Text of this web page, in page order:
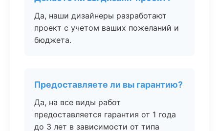
Да, наши дизайнеры разработают
проект с учетом ваших пожеланий и
бюджета.
Предоставляете ли вы гарантию?
Да, на все виды работ
предоставляется гарантия от 1 года
до 3 лет в зависимости от типа